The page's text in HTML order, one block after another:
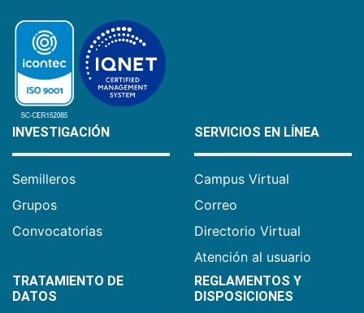
INVESTIGACIÓN
Semilleros
Grupos
Convocatorias
SERVICIOS EN LÍNEA
Campus Virtual
Correo
Directorio Virtual
Atención al usuario
TRATAMIENTO DE
DATOS
REGLAMENTOS Y
DISPOSICIONES